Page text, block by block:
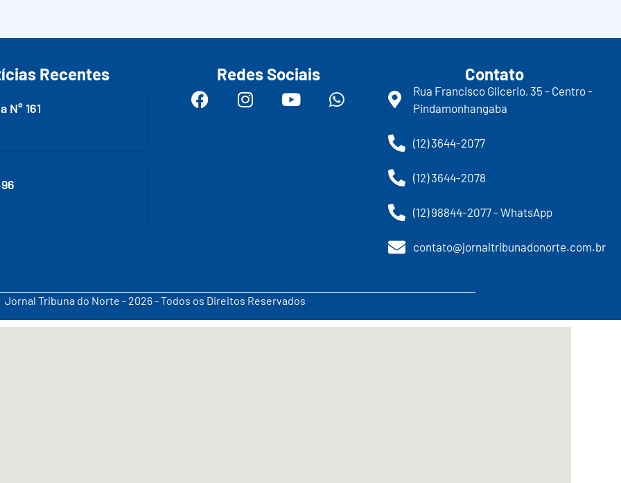
Recentes
N° 161
Redes Sociais Contato
Rua Francisco Glicerio, 35 - Centro -
Pindamonhangaba
(12) 3644-2077
(12) 3644-2078
(12) 98844-2077 - WhatsApp
contato@jornaltribunadonorte.com.br
Jornal Tribuna do Norte - 2026 - Todos os Direitos Reservados